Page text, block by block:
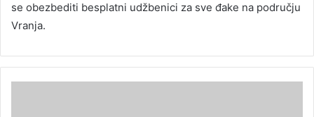
se obezbediti besplatni udžbenici za sve đake na području
Vranja.